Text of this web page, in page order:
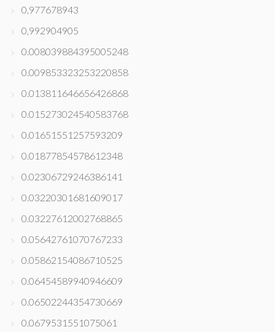
0,977678943
0,992904905
0.008039884395005248
0.009853323253220858
0.013811646656426868
0.015273024540583768
0.01651551257593209
0.01877854578612348
0.02306729246386141
0.03220301681609017
0.03227612002768865
0.05642761070767233
0.05862154086710525
0.06454589940946609
0.06502244354730669
0.0679531551075061